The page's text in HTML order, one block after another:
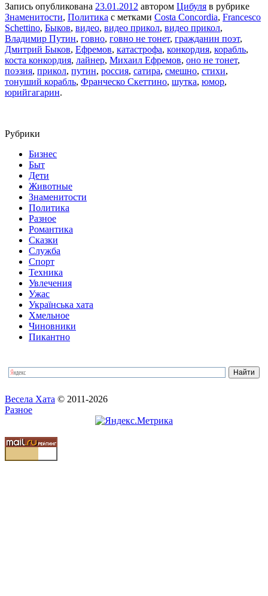
Запись опубликована 23.01.2012 автором Цибуля в рубрике
Знаменитости, Политика с метками Costa Concordia, Francesco
Schettino, Быков, видео, видео прикол, видео прикол,
Владимир Путин, говно, говно не тонет, гражданин поэт,
Дмитрий Быков, Ефремов, катастрофа, конкордия, корабль,
коста конкордия, лайнер, Михаил Ефремов, оно не тонет,
поэзия, прикол, путин, россия, сатира, смешно, стихи,
тонуший корабль, Франческо Скеттино, шутка, юмор,
юрийгагарин.
Рубрики
Бизнес
Быт
Дети
Животные
Знаменитости
Политика
Разное
Романтика
Сказки
Служба
Спорт
Техника
Увлечения
Ужас
Українська хата
Хмельное
Чиновники
Пикантно
Весела Хата © 2011-2026
Разное